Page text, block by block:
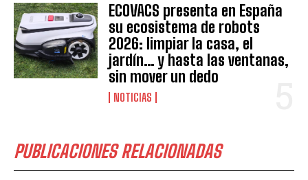
ECOVACS presenta en España
su ecosistema de robots
2026: limpiar la casa, el
jardín… y hasta las ventanas,
sin mover un dedo
NOTICIAS
PUBLICACIONES RELACIONADAS